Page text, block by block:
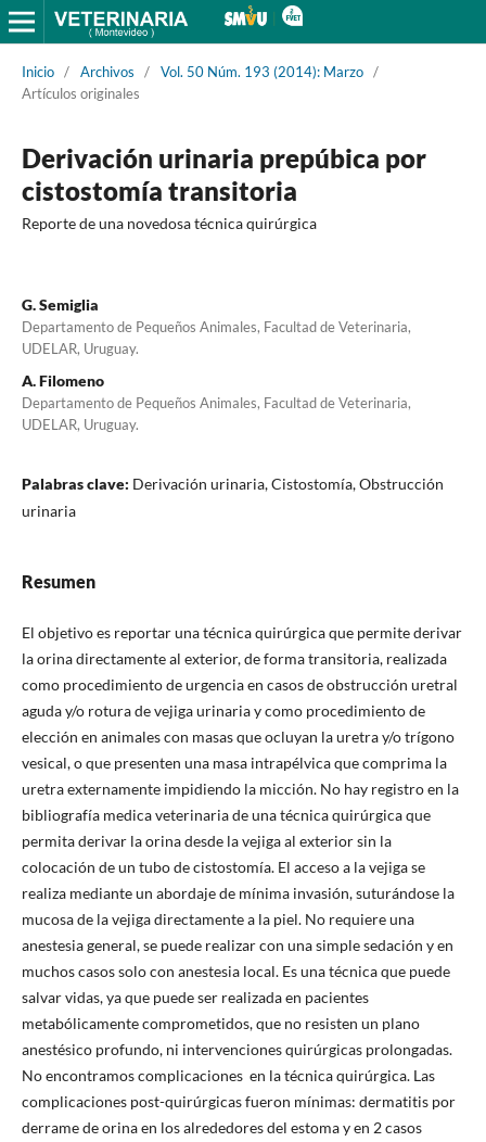
Inicio / Archivos / Vol. 50 Núm. 193 (2014): Marzo /
Artículos originales
Derivación urinaria prepúbica por
cistostomía transitoria
Reporte de una novedosa técnica quirúrgica
G. Semiglia
Departamento de Pequeños Animales, Facultad de Veterinaria,
UDELAR, Uruguay.
A. Filomeno
Departamento de Pequeños Animales, Facultad de Veterinaria,
UDELAR, Uruguay.
Palabras clave: Derivación urinaria, Cistostomía, Obstrucción
urinaria
Resumen
El objetivo es reportar una técnica quirúrgica que permite derivar
la orina directamente al exterior, de forma transitoria, realizada
como procedimiento de urgencia en casos de obstrucción uretral
aguda y/o rotura de vejiga urinaria y como procedimiento de
elección en animales con masas que ocluyan la uretra y/o trígono
vesical, o que presenten una masa intrapélvica que comprima la
uretra externamente impidiendo la micción. No hay registro en la
bibliografía medica veterinaria de una técnica quirúrgica que
permita derivar la orina desde la vejiga al exterior sin la
colocación de un tubo de cistostomía. El acceso a la vejiga se
realiza mediante un abordaje de mínima invasión, suturándose la
mucosa de la vejiga directamente a la piel. No requiere una
anestesia general, se puede realizar con una simple sedación y en
muchos casos solo con anestesia local. Es una técnica que puede
salvar vidas, ya que puede ser realizada en pacientes
metabólicamente comprometidos, que no resisten un plano
anestésico profundo, ni intervenciones quirúrgicas prolongadas.
No encontramos complicaciones en la técnica quirúrgica. Las
complicaciones post-quirúrgicas fueron mínimas: dermatitis por
derrame de orina en los alrededores del estoma y en 2 casos